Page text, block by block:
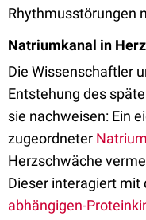
Rhythmusstörungen
Natriumkanal in
Die Wissenschaftler
Entstehung des
sie nachweisen: Ein
zugeordneter
Herzschwäche
Dieser interagiert mit
abhängigen-